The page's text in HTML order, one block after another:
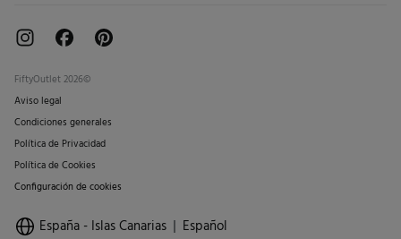
FiftyOutlet 2026©
Aviso legal
Condiciones generales
Política de Privacidad
Política de Cookies
Configuración de cookies
España - Islas Canarias Español